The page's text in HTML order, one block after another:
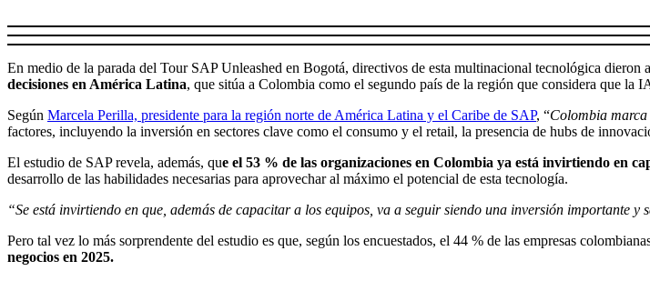
En medio de la parada del Tour SAP Unleashed en Bogotá, directivos de esta multinacional tecnológica dieron
decisiones en América Latina, que sitúa a Colombia como el segundo país de la región que considera que la
Según Marcela Perilla, presidente para la región norte de América Latina y el Caribe de SAP, “Colombia
factores, incluyendo la inversión en sectores clave como el consumo y el retail, la presencia de hubs de
El estudio de SAP revela, además, que el 53 % de las organizaciones en Colombia ya está invirtiendo en
desarrollo de las habilidades necesarias para aprovechar al máximo el potencial de esta tecnología.
“Se está invirtiendo en que, además de capacitar a los equipos, va a seguir siendo una inversión importante
Pero tal vez lo más sorprendente del estudio es que, según los encuestados, el 44 % de las empresas
negocios en 2025.